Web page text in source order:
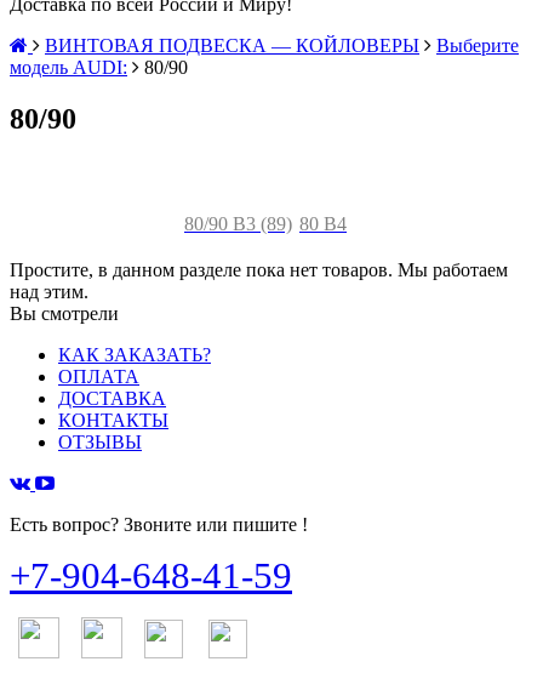
Доставка по всей России и Миру!
ВИНТОВАЯ ПОДВЕСКА — КОЙЛОВЕРЫ
Выберите
модель AUDI:
80/90
80/90
80/90 B3 (89) 80 B4
Простите, в данном разделе пока нет товаров. Мы работаем
над этим.
Вы смотрели
КАК ЗАКАЗАТЬ?
ОПЛАТА
ДОСТАВКА
КОНТАКТЫ
ОТЗЫВЫ
Есть вопрос? Звоните или пишите !
+7-904-648-41-59